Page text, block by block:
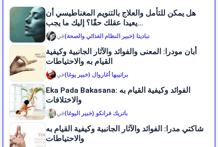
هل يمكن للتأمل والعلاج بالتنويم المغناطيسي أن
يعيدا عقلك حقًا؟ إليك ما يجب...
فينباديتا (خبير النظام الغذائي والصحة)
أبان مودرا: المعنى والفوائد والآثار الجانبية وكيفية
القيام به والاحتياطات
فيبراتيبها أغاروال (خبير يوغا)
Eka Pada Bakasana: الفوائد وكيفية القيام به
والاختلافات
فيباتريك فرانكو (خبير اليوغا)
شاكتي مدرا: الفوائد والآثار الجانبية وكيفية القيام به
والاحتياطات